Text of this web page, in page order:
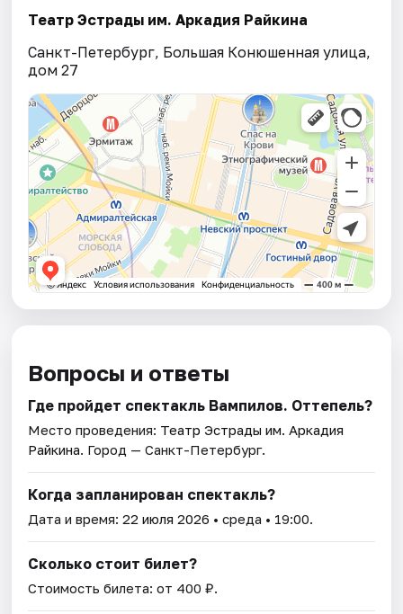
Театр Эстрады им. Аркадия Райкина
Санкт-Петербург, Большая Конюшенная улица,
дом 27
Вопросы и ответы
Где пройдет спектакль Вампилов. Оттепель?
Место проведения: Театр Эстрады им. Аркадия
Райкина. Город — Санкт-Петербург.
Когда запланирован спектакль?
Дата и время:22 июля 2026 • среда • 19:00.
Сколько стоит билет?
Стоимость билета: от 400 ₽.